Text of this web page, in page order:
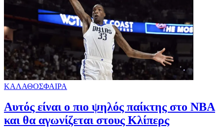
ΚΑΛΑΘΟΣΦΑΙΡΑ
Αυτός είναι ο πιο ψηλός παίκτης στο NBA
και θα αγωνίζεται στους Κλίπερς